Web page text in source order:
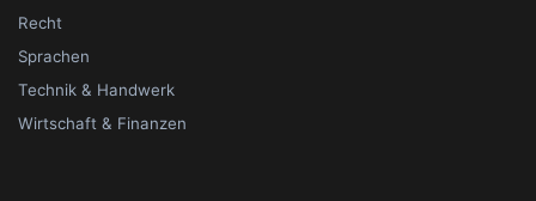
Recht
Sprachen
Technik & Handwerk
Wirtschaft & Finanzen